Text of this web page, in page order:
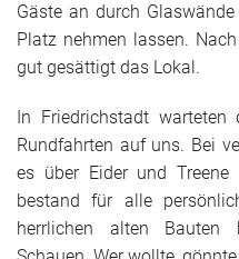
Gäste an durch
Platz nehmen lassen.
gut gesättigt das Lokal.
In Friedrichstadt
Rundfahrten auf uns. Bei
es über Eider und Treene
bestand für alle
herrlichen alten Bauten